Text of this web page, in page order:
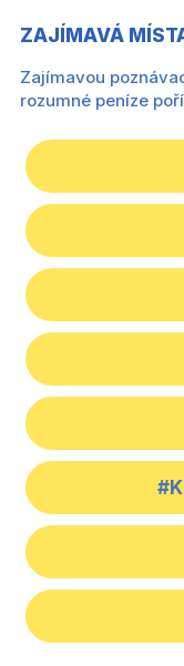
ZAJÍMAVÁ
Zajímavou
rozumné peníze